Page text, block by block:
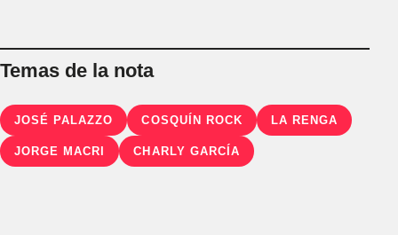
Temas de la nota
JOSÉ PALAZZO COSQUÍN ROCK LA RENGA
JORGE MACRI CHARLY GARCÍA